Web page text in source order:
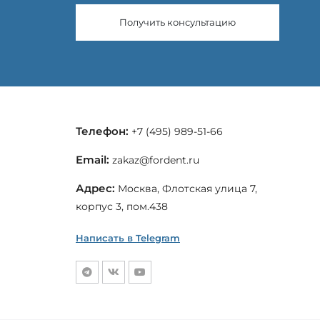
Получить консультацию
Телефон: +7 (495) 989-51-66
Email: zakaz@fordent.ru
Адрес: Москва, Флотская улица 7,
корпус 3, пом.438
Написать в Telegram